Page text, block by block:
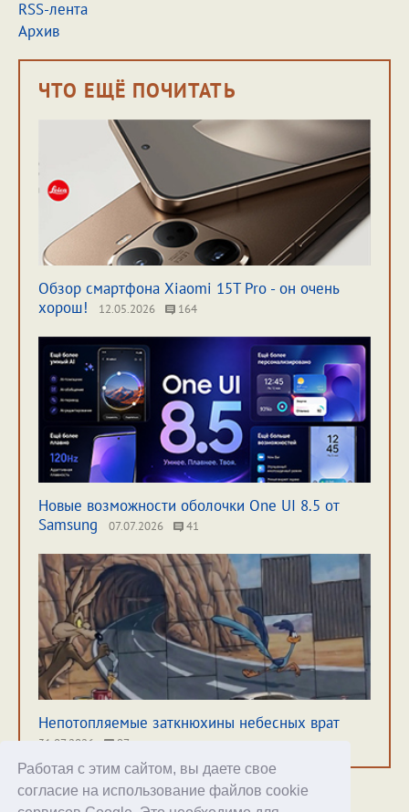
Работая с этим сайтом, вы даете свое
согласие на использование файлов cookie
RSS-лента
Архив
ЧТО ЕЩЁ ПОЧИТАТЬ
Обзор смартфона Xiaomi 15T Pro - он очень
хорош!
12.05.2026 164
Новые возможности оболочки One UI 8.5 от
Samsung
07.07.2026 41
Непотопляемые заткнюхины небесных врат
31.07.2026 97